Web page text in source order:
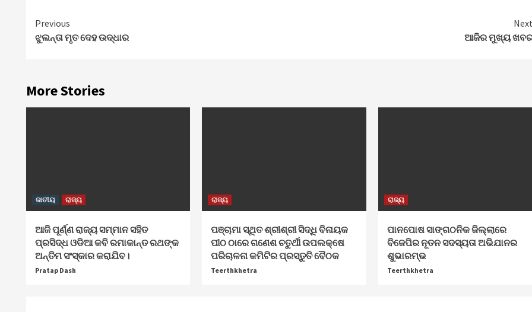
Continue
Reading
Previous
ଝୁଲନ୍ତା ମୃତ ଦେହ ଉଦ୍ଧାର
ଆଜିର ମୁଖ୍ୟ
More Stories
ଜାତୀୟ ରାଜ୍ୟ
ଆଜି ପୂର୍ଣ୍ଣ ରାଜ୍ୟ ସମ୍ମାନ ସହିତ
ପ୍ରସିଦ୍ଧ ଓଡିଆ କବି ରମାକାନ୍ତ ରଥଙ୍କ
ଅନ୍ତିମ ସଂସ୍କାର କରାଯିବ।
Pratap Dash
ରାଜ୍ୟ
ପଞ୍ଚାମା ସ୍ଥିତ ଶ୍ରୀଶ୍ରୀ ସିଦ୍ଧି ବିନାୟକ
ପୀଠ ଠାରେ ଗଣେଶ ଚତୁର୍ଥୀ ଉପଲକ୍ଷେ
ପରିଚାଳନା କମିଟିର ପ୍ରସ୍ତୁତି ବୈଠକ
Teerthkhetra
ରାଜ୍ୟ
ପାନପୋଷ ସାଙ୍ଗଠନିକ ଜିଲ୍ଲାରେ
ବିଜେପିର ନୂତନ ସଦସ୍ୟତା ଅଭିଯାନର
ଶୁଭାରମ୍ଭ
Teerthkhetra